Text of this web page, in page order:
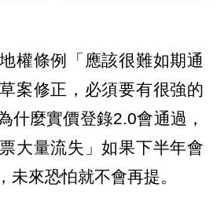
權條例「應該很難如期通
案修正，必須要有很強的
什麼實價登錄2.0會通過，
大量流失」如果下半年會
未來恐怕就不會再提。